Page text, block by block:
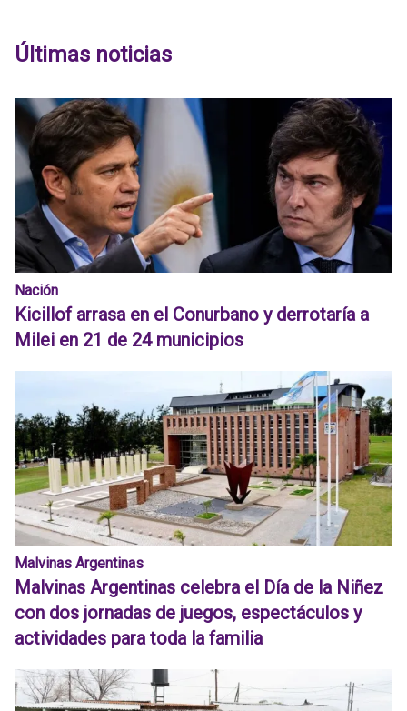
Últimas noticias
Nación
Kicillof arrasa en el Conurbano y derrotaría a
Milei en 21 de 24 municipios
Malvinas Argentinas
Malvinas Argentinas celebra el Día de la Niñez
con dos jornadas de juegos, espectáculos y
actividades para toda la familia